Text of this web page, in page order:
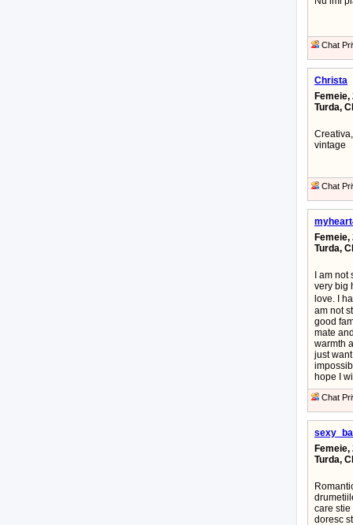
Chat
Christa
Turda,
vintage
Chat
Turda,
I am
very big
love. I
am not
good
mate
warmth
just
hope I
Chat
Turda,
care
doresc